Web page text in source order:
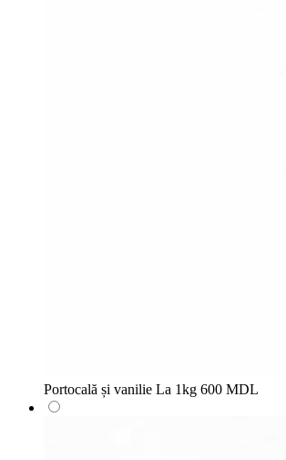
Portocală și vanilie La 1kg 600 MDL